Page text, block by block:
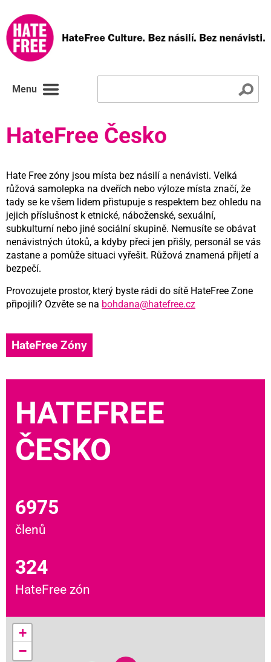
Menu
HateFree Česko
Hate Free zóny jsou místa bez násilí a nenávisti. Velká
růžová samolepka na dveřích nebo výloze místa značí, že
tady se ke všem lidem přistupuje s respektem bez ohledu na
jejich příslušnost k etnické, náboženské, sexuální,
subkulturní nebo jiné sociální skupině. Nemusíte se obávat
nenávistných útoků, a kdyby přeci jen přišly, personál se vás
zastane a pomůže situaci vyřešit. Růžová znamená přijetí a
bezpečí.
Provozujete prostor, který byste rádi do sítě HateFree Zone
připojili? Ozvěte se na bohdana@hatefree.cz
HateFree Zóny
HATEFREE
ČESKO
6975
členů
324
HateFree zón
+
−